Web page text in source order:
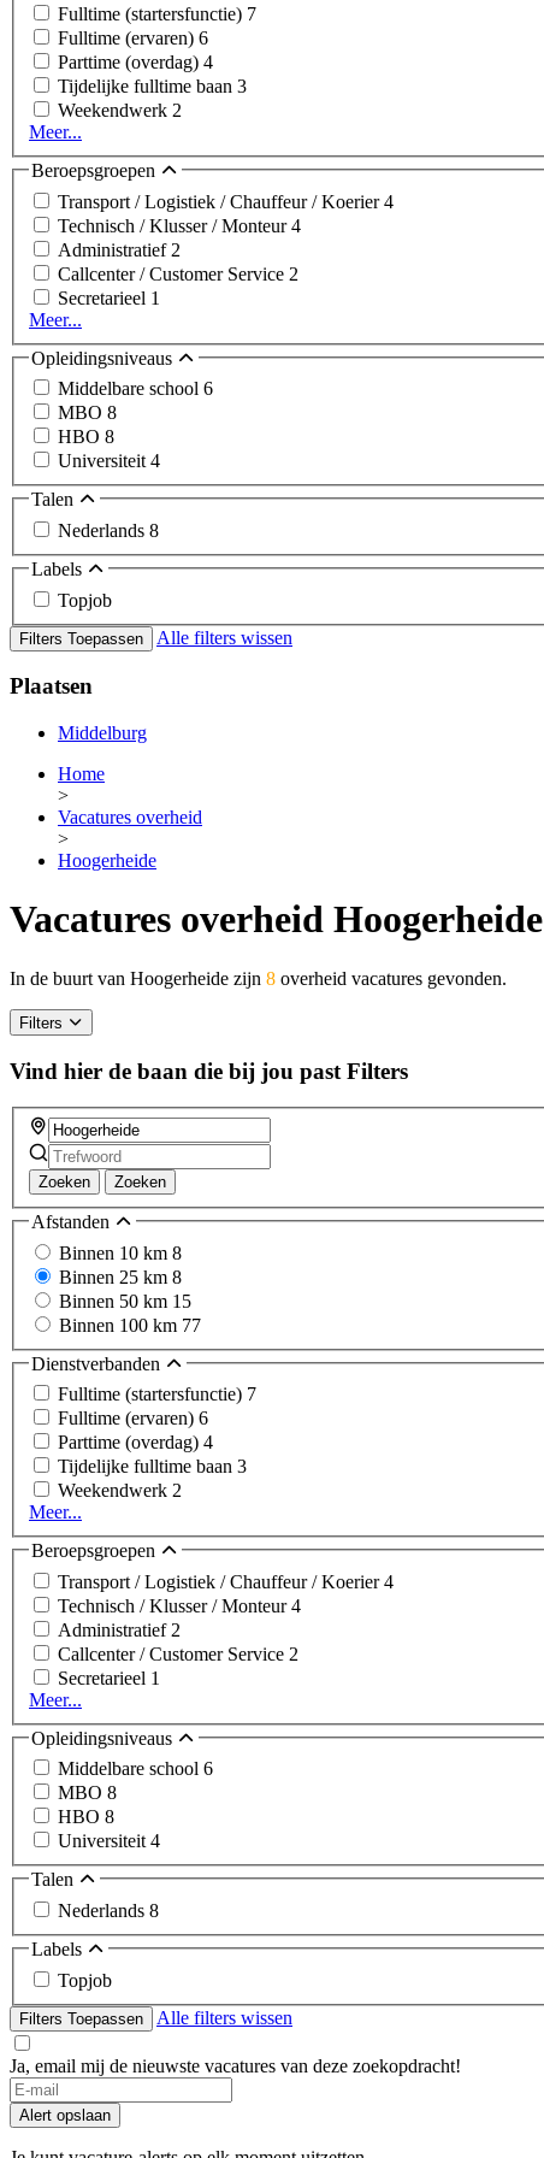
Fulltime (startersfunctie) 7
Fulltime (ervaren) 6
Parttime (overdag) 4
Tijdelijke fulltime baan 3
Weekendwerk 2
Meer...
Beroepsgroepen
Transport / Logistiek / Chauffeur / Koerier4
Technisch / Klusser / Monteur4
Administratief 2
Callcenter / Customer Service 2
Secretarieel 1
Meer...
Opleidingsniveaus
Middelbare school 6
MBO 8
HBO 8
Universiteit4
Talen
Nederlands 8
Labels
Topjob
Filters Toepassen Alle filters wissen
Plaatsen
Middelburg
Home
>
Vacatures overheid
>
Hoogerheide
Vacatures overheid Hoogerheide
In de buurt van Hoogerheide zijn 8 overheid vacatures gevonden.
Filters
Vind hier de baan die bij jou past Filters
Zoeken Zoeken
Afstanden
Binnen 10 km 8
Binnen 25 km 8
Binnen 50 km 15
Binnen 100 km 77
Dienstverbanden
Fulltime (startersfunctie) 7
Fulltime (ervaren) 6
Parttime (overdag) 4
Tijdelijke fulltime baan 3
Weekendwerk 2
Meer...
Beroepsgroepen
Transport / Logistiek / Chauffeur / Koerier4
Technisch / Klusser / Monteur4
Administratief 2
Callcenter / Customer Service 2
Secretarieel 1
Meer...
Opleidingsniveaus
Middelbare school 6
MBO 8
HBO 8
Universiteit 4
Talen
Nederlands 8
Labels
Topjob
Filters Toepassen Alle filters wissen
Ja, email mij de nieuwste vacatures van deze zoekopdracht!
If
you
are
a
Alert opslaan